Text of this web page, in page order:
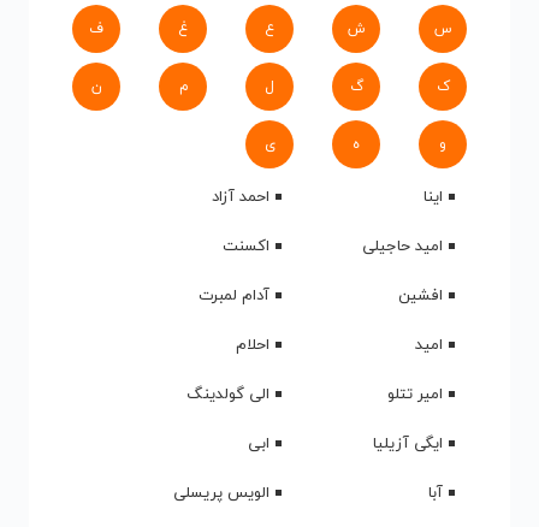
س ش ع غ ف
ک گ ل م ن
و ه ی
اینا
احمد آزاد
امید حاجیلی
اکسنت
افشین
آدام لمبرت
امید
احلام
امیر تتلو
الی گولدینگ
ایگی آزیلیا
ابی
آبا
الویس پریسلی